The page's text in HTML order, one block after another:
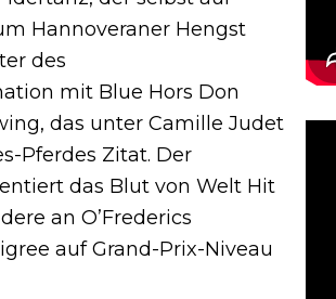
Hannoveraner Hengst
des
mit Blue Hors Don
das unter Camille Judet
Pferdes Zitat. Der
das Blut von Welt Hit
an O’Frederics
auf Grand-Prix-Niveau